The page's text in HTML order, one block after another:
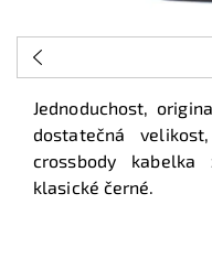
Jednoduchost,
dostatečná
crossbody kabelka
klasické černé.